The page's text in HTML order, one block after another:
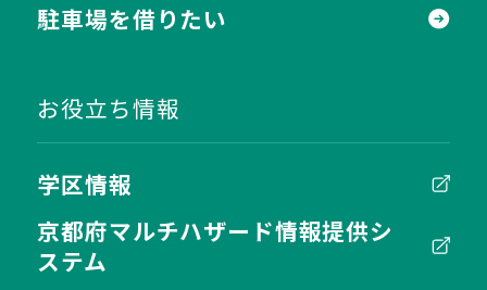
駐車場を借りたい
お役立ち情報
学区情報
京都府マルチハザード情報提供シ
ステム